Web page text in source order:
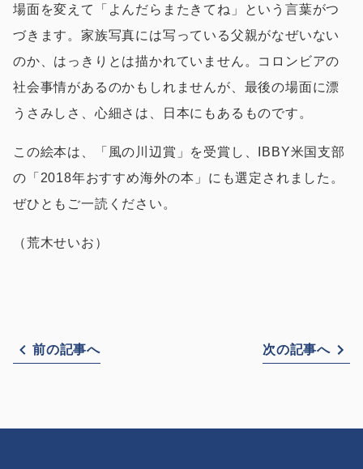
場面を変えて「よんだらまたきてね」という言葉がつ
づきます。家族写真には写っている父親がなぜいない
のか、はっきりとは描かれていません。コロンビアの
社会事情があるのかもしれませんが、最後の場面に漂
うさみしさ、心細さは、日本にもあるものです。
この絵本は、「風の川辺賞」を受賞し、IBBY米国支部
の「2018年おすすめ海外の本」にも選定されました。
ぜひともご一読ください。
（荒木せいお）
前の記事へ 次の記事へ